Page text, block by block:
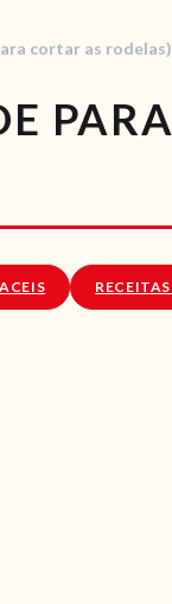
cortar as rodelas)